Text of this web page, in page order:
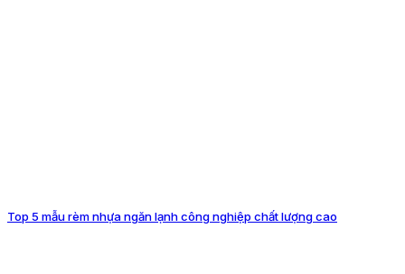
Top 5 mẫu rèm nhựa ngăn lạnh công nghiệp chất lượng cao